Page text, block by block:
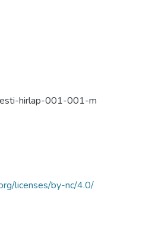
hirlap-001-001-m
licenses/by-nc/4.0/